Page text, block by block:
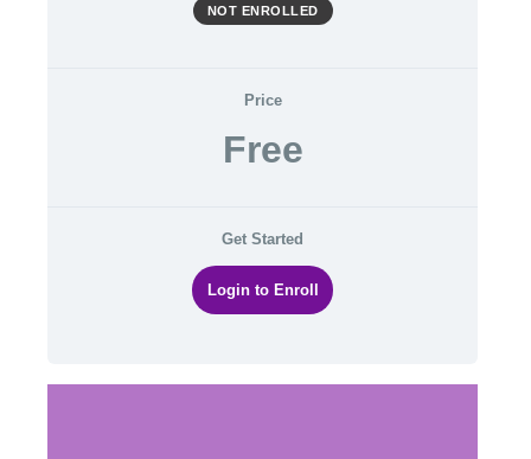
NOT ENROLLED
Price
Free
Get Started
Login to Enroll